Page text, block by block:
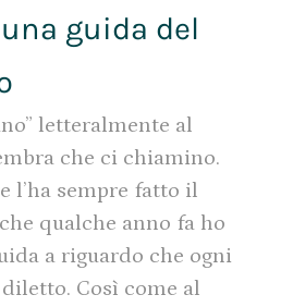
guida del
letteralmente al
che ci chiamino.
l’ha sempre fatto il
qualche anno fa ho
a riguardo che ogni
Così come al